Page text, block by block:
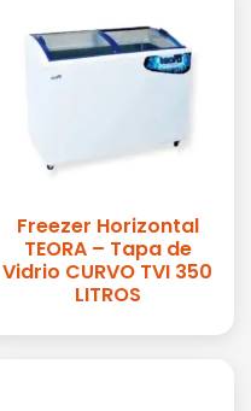
Freezer Horizontal
TEORA – Tapa de
Vidrio CURVO TVI 350
LITROS